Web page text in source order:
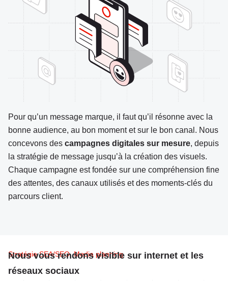
Pour qu’un message marque, il faut qu’il résonne avec la
bonne audience, au bon moment et sur le bon canal. Nous
concevons des campagnes digitales sur mesure, depuis
la stratégie de message jusqu’à la création des visuels.
Chaque campagne est fondée sur une compréhension fine
des attentes, des canaux utilisés et des moments-clés du
parcours client.
Stratégie SEA/SEO, Media planning
Nous vous rendons visible sur internet et les
réseaux sociaux